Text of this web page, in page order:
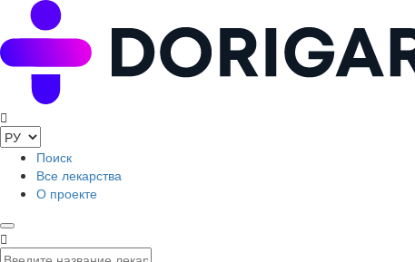
Поиск
Все лекарства
О проекте